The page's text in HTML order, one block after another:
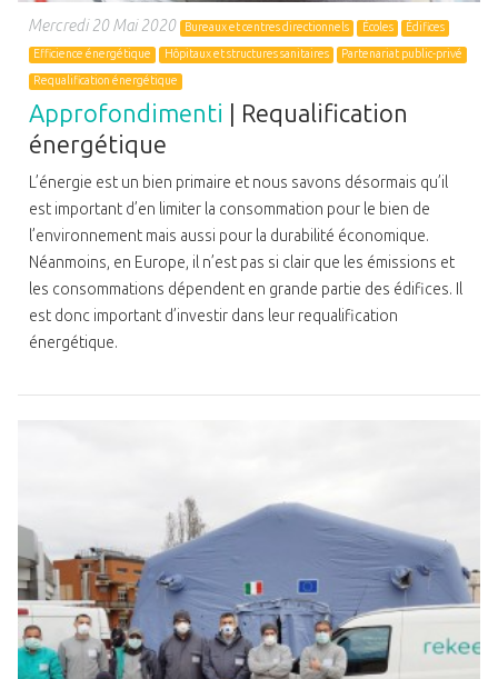
Mercredi 20 Mai 2020 Bureaux et centres directionnels Écoles
Édifices
Efficience énergétique
Hôpitaux et structures sanitaires
Partenariat public-privé
Requalification énergétique
Approfondimenti | Requalification
énergétique
L’énergie est un bien primaire et nous savons désormais qu’il
est important d’en limiter la consommation pour le bien de
l’environnement mais aussi pour la durabilité économique.
Néanmoins, en Europe, il n’est pas si clair que les émissions et
les consommations dépendent en grande partie des édifices. Il
est donc important d’investir dans leur requalification
énergétique.